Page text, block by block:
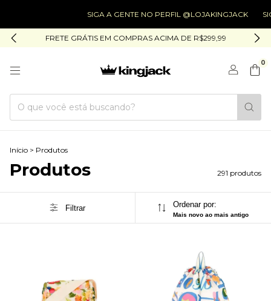
SIGA A GENTE NO PERFIL @LOJAKINGJACK SIGA A
FRETE GRÁTIS EM COMPRAS ACIMA DE R$299,99
0
Início > Produtos
Produtos 291 produtos
Filtrar Ordenar por:
Mais novo ao mais antigo